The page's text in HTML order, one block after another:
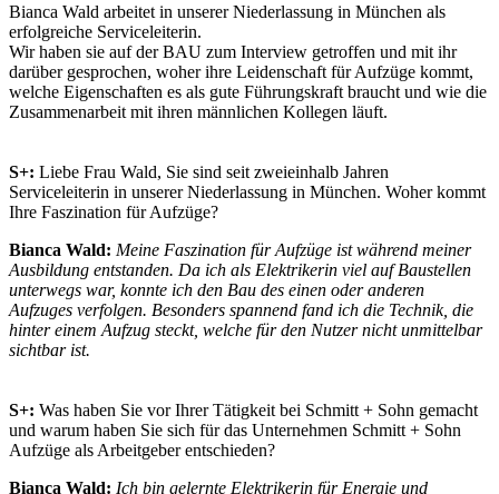
Bianca Wald arbeitet in unserer Niederlassung in München als
erfolgreiche Serviceleiterin.
Wir haben sie auf der BAU zum Interview getroffen und mit ihr
darüber gesprochen, woher ihre Leidenschaft für Aufzüge kommt,
welche Eigenschaften es als gute Führungskraft braucht und wie die
Zusammenarbeit mit ihren männlichen Kollegen läuft.
S+: Liebe Frau Wald, Sie sind seit zweieinhalb Jahren
Serviceleiterin in unserer Niederlassung in München. Woher kommt
Ihre Faszination für Aufzüge?
Bianca Wald: Meine Faszination für Aufzüge ist während meiner
Ausbildung entstanden. Da ich als Elektrikerin viel auf Baustellen
unterwegs war, konnte ich den Bau des einen oder anderen
Aufzuges verfolgen. Besonders spannend fand ich die Technik, die
hinter einem Aufzug steckt, welche für den Nutzer nicht unmittelbar
sichtbar ist.
S+: Was haben Sie vor Ihrer Tätigkeit bei Schmitt + Sohn gemacht
und warum haben Sie sich für das Unternehmen Schmitt + Sohn
Aufzüge als Arbeitgeber entschieden?
Bianca Wald: Ich bin gelernte Elektrikerin für Energie und